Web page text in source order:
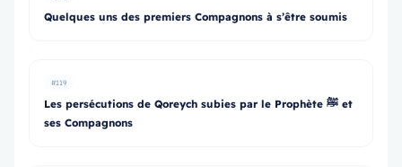
Quelques uns des premiers Compagnons à s’être soumis
#119
Les persécutions de Qoreych subies par le Prophète ﷺ et
ses Compagnons